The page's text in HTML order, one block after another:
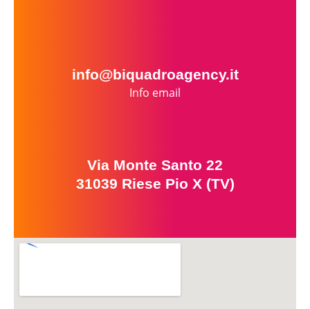
info@biquadroagency.it
Info email
Via Monte Santo 22
31039 Riese Pio X (TV)